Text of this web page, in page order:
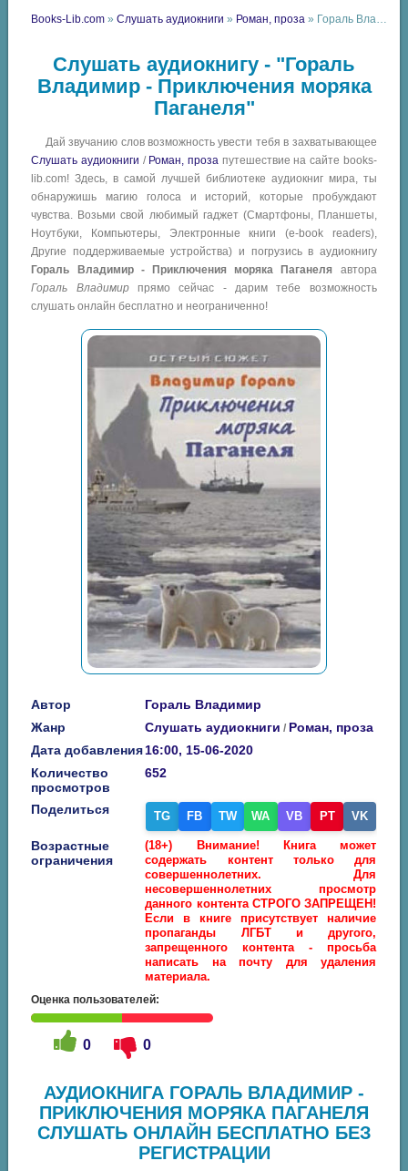
Books-Lib.com »Слушать аудиокниги » Роман, проза » Гораль Владимир - Приключения моряка Паганеля
Слушать аудиокнигу - "Гораль
Владимир - Приключения моряка
Паганеля"
Дай звучанию слов возможность увести тебя в захватывающее
Слушать аудиокниги / Роман, проза путешествие на сайте books-
lib.com! Здесь, в самой лучшей библиотеке аудиокниг мира, ты
обнаружишь магию голоса и историй, которые пробуждают
чувства. Возьми свой любимый гаджет (Смартфоны, Планшеты,
Ноутбуки, Компьютеры, Электронные книги (e-book readers),
Другие поддерживаемые устройства) и погрузись в аудиокнигу
Гораль Владимир - Приключения моряка Паганеля автора
Гораль Владимирпрямо сейчас - дарим тебе возможность
слушать онлайн бесплатно и неограниченно!
Автор
Гораль Владимир
Жанр
Слушать аудиокниги / Роман, проза
Дата добавления16:00, 15-06-2020
Количество
просмотров
652
Поделиться TG FB TW WA VB PT VK
Возрастные
ограничения
(18+) Внимание! Книга может
содержать контент только для
совершеннолетних. Для
несовершеннолетних просмотр
данного контента СТРОГО ЗАПРЕЩЕН!
Если в книге присутствует наличие
пропаганды ЛГБТ и другого,
запрещенного контента - просьба
написать на почту для удаления
материала.
Оценка пользователей:
0 0
АУДИОКНИГА ГОРАЛЬ ВЛАДИМИР -
ПРИКЛЮЧЕНИЯ МОРЯКА ПАГАНЕЛЯ
СЛУШАТЬ ОНЛАЙН БЕСПЛАТНО БЕЗ
РЕГИСТРАЦИИ